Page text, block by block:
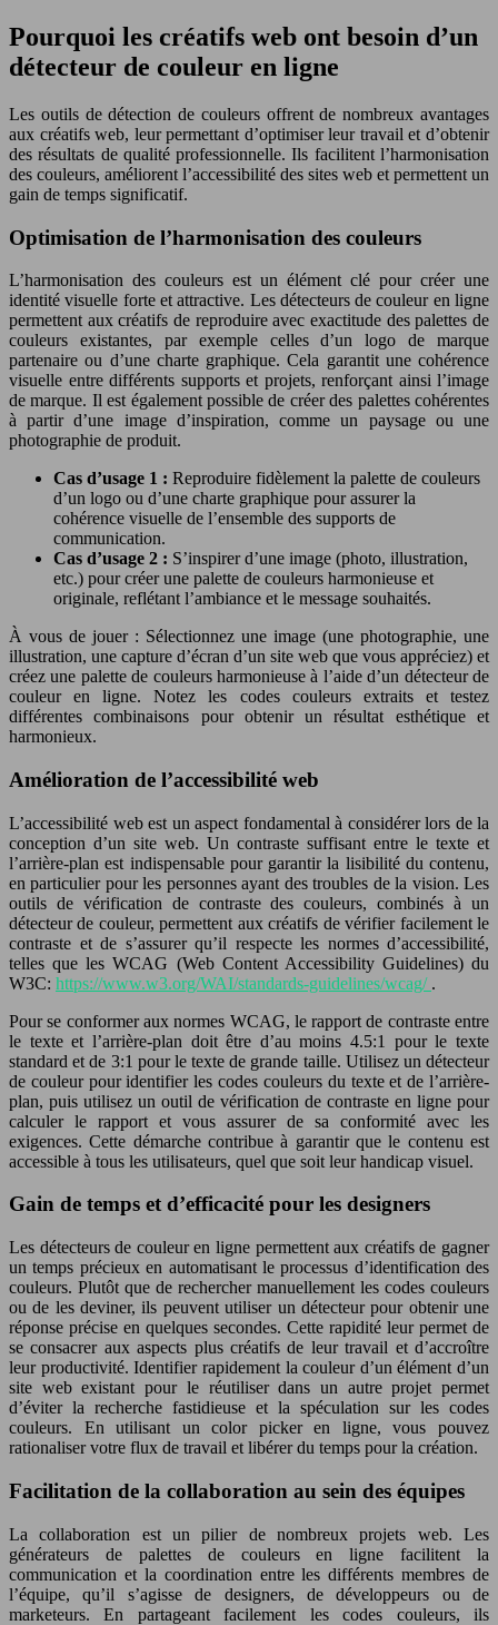
Pourquoi les créatifs web ont besoin d’un
détecteur de couleur en ligne
Les outils de détection de couleurs offrent de nombreux avantages
aux créatifs web, leur permettant d’optimiser leur travail et d’obtenir
des résultats de qualité professionnelle. Ils facilitent l’harmonisation
des couleurs, améliorent l’accessibilité des sites web et permettent un
gain de temps significatif.
Optimisation de l’harmonisation des couleurs
L’harmonisation des couleurs est un élément clé pour créer une
identité visuelle forte et attractive. Les détecteurs de couleur en ligne
permettent aux créatifs de reproduire avec exactitude des palettes de
couleurs existantes, par exemple celles d’un logo de marque
partenaire ou d’une charte graphique. Cela garantit une cohérence
visuelle entre différents supports et projets, renforçant ainsi l’image
de marque. Il est également possible de créer des palettes cohérentes
à partir d’une image d’inspiration, comme un paysage ou une
photographie de produit.
Cas d’usage 1 : Reproduire fidèlement la palette de couleurs
d’un logo ou d’une charte graphique pour assurer la
cohérence visuelle de l’ensemble des supports de
communication.
Cas d’usage 2 : S’inspirer d’une image (photo, illustration,
etc.) pour créer une palette de couleurs harmonieuse et
originale, reflétant l’ambiance et le message souhaités.
À vous de jouer : Sélectionnez une image (une photographie, une
illustration, une capture d’écran d’un site web que vous appréciez) et
créez une palette de couleurs harmonieuse à l’aide d’un détecteur de
couleur en ligne. Notez les codes couleurs extraits et testez
différentes combinaisons pour obtenir un résultat esthétique et
harmonieux.
Amélioration de l’accessibilité web
L’accessibilité web est un aspect fondamental à considérer lors de la
conception d’un site web. Un contraste suffisant entre le texte et
l’arrière-plan est indispensable pour garantir la lisibilité du contenu,
en particulier pour les personnes ayant des troubles de la vision. Les
outils de vérification de contraste des couleurs, combinés à un
détecteur de couleur, permettent aux créatifs de vérifier facilement le
contraste et de s’assurer qu’il respecte les normes d’accessibilité,
telles que les WCAG (Web Content Accessibility Guidelines) du
W3C: https://www.w3.org/WAI/standards-guidelines/wcag/ .
Pour se conformer aux normes WCAG, le rapport de contraste entre
le texte et l’arrière-plan doit être d’au moins 4.5:1 pour le texte
standard et de 3:1 pour le texte de grande taille. Utilisez un détecteur
de couleur pour identifier les codes couleurs du texte et de l’arrière-
plan, puis utilisez un outil de vérification de contraste en ligne pour
calculer le rapport et vous assurer de sa conformité avec les
exigences. Cette démarche contribue à garantir que le contenu est
accessible à tous les utilisateurs, quel que soit leur handicap visuel.
Gain de temps et d’efficacité pour les designers
Les détecteurs de couleur en ligne permettent aux créatifs de gagner
un temps précieux en automatisant le processus d’identification des
couleurs. Plutôt que de rechercher manuellement les codes couleurs
ou de les deviner, ils peuvent utiliser un détecteur pour obtenir une
réponse précise en quelques secondes. Cette rapidité leur permet de
se consacrer aux aspects plus créatifs de leur travail et d’accroître
leur productivité. Identifier rapidement la couleur d’un élément d’un
site web existant pour le réutiliser dans un autre projet permet
d’éviter la recherche fastidieuse et la spéculation sur les codes
couleurs. En utilisant un color picker en ligne, vous pouvez
rationaliser votre flux de travail et libérer du temps pour la création.
Facilitation de la collaboration au sein des équipes
La collaboration est un pilier de nombreux projets web. Les
générateurs de palettes de couleurs en ligne facilitent la
communication et la coordination entre les différents membres de
l’équipe, qu’il s’agisse de designers, de développeurs ou de
marketeurs. En partageant facilement les codes couleurs, ils